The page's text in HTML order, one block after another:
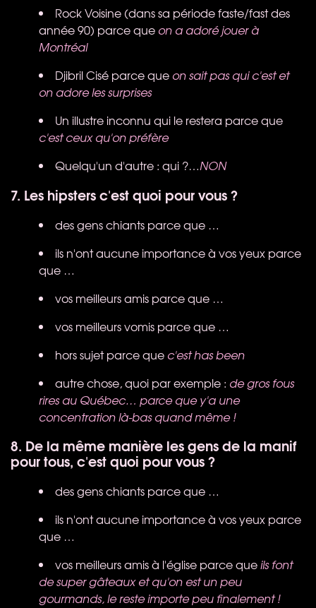
Rock Voisine (dans sa période faste/fast des
année 90) parce que on a adoré jouer à
Montréal
Djibril Cisé parce que on sait pas qui c'est et
on adore les surprises
Un illustre inconnu qui le restera parce que
c'est ceux qu'on préfère
Quelqu'un d'autre : qui ?…NON
7. Les hipsters c'est quoi pour vous ?
des gens chiants parce que …
ils n'ont aucune importance à vos yeux parce
que …
vos meilleurs amis parce que …
vos meilleurs vomis parce que …
hors sujet parce que c'est has been
autre chose, quoi par exemple : de gros fous
rires au Québec… parce que y'a une
concentration là-bas quand même !
8. De la même manière les gens de la manif
pour tous, c'est quoi pour vous ?
des gens chiants parce que …
ils n'ont aucune importance à vos yeux parce
que …
vos meilleurs amis à l'église parce queils font
de super gâteaux et qu'on est un peu
gourmands, le reste importe peu finalement !